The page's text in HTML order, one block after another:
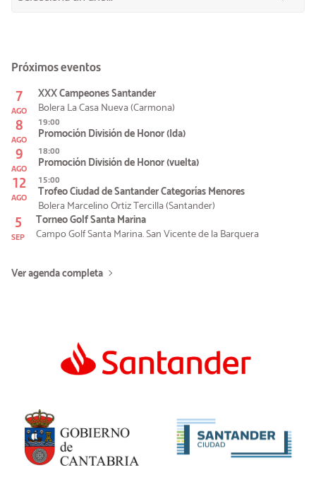
Próximos eventos
7
AGO
XXX Campeones Santander
Bolera La Casa Nueva (Carmona)
8
AGO
19:00
Promoción División de Honor (Ida)
9
AGO
18:00
Promoción División de Honor (vuelta)
12
AGO
15:00
Trofeo Ciudad de Santander Categorías Menores
Bolera Marcelino Ortiz Tercilla (Santander)
5
SEP
Torneo Golf Santa Marina
Campo Golf Santa Marina. San Vicente de la Barquera
Ver agenda completa